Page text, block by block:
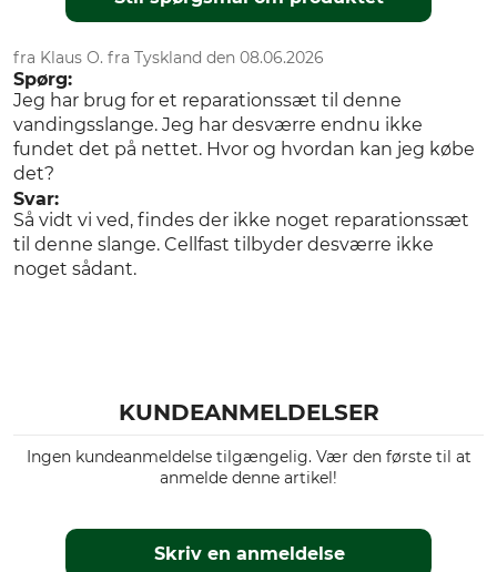
fra Klaus O. fra Tyskland den 08.06.2026
Spørg:
Jeg har brug for et reparationssæt til denne
vandingsslange. Jeg har desværre endnu ikke
fundet det på nettet. Hvor og hvordan kan jeg købe
det?
Svar:
Så vidt vi ved, findes der ikke noget reparationssæt
til denne slange. Cellfast tilbyder desværre ikke
noget sådant.
KUNDEANMELDELSER
Ingen kundeanmeldelse tilgængelig. Vær den første til at
anmelde denne artikel!
Skriv en anmeldelse